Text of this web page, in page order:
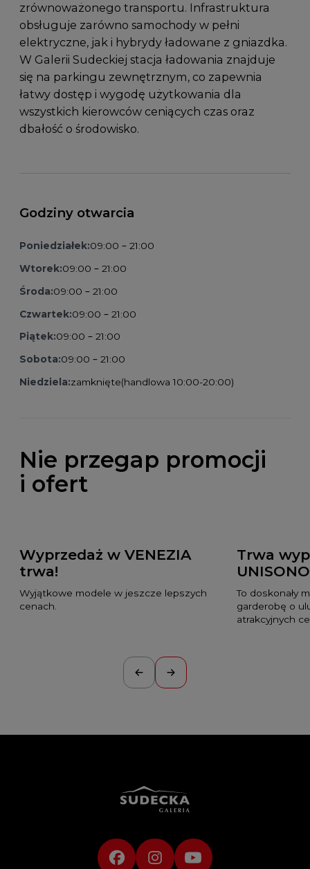
zrównoważonego transportu. Infrastruktura
obsługuje zarówno samochody w pełni
elektryczne, jak i hybrydy ładowane z gniazdka.
W Galerii Sudeckiej stacja ładowania znajduje
się na parkingu zewnętrznym, co zapewnia
łatwy dostęp i wygodę użytkowania dla
wszystkich kierowców ceniących czas oraz
dbałość o środowisko.
Godziny otwarcia
Poniedziałek:09:00 – 21:00
Wtorek:09:00 – 21:00
Środa:09:00 – 21:00
Czwartek:09:00 – 21:00
Piątek:09:00 – 21:00
Sobota:09:00 – 21:00
Niedziela:zamknięte(handlowa 10:00-20:00)
Nie przegap promocji
i ofert
Wyprzedaż w VENEZIA
trwa!
Wyjątkowe modele w jeszcze lepszych
cenach.
Trwa
To doskonały
garderobę o
atrakcyjnych